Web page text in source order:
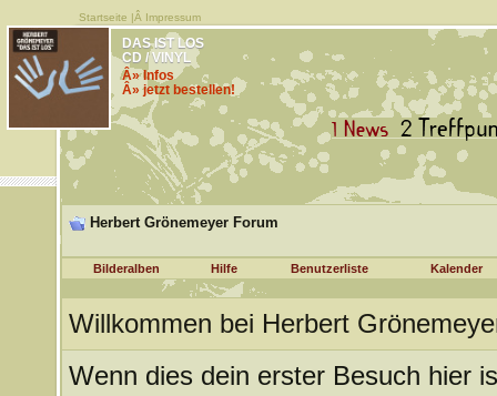
Startseite |Â Impressum
DAS IST LOS
CD / VINYL
Â» Infos
Â» jetzt bestellen!
Herbert Grönemeyer Forum
Bilderalben Hilfe Benutzerliste Kalender
Willkommen bei Herbert
Wenn dies dein erster Besuch hier